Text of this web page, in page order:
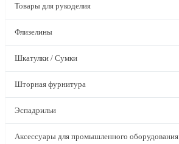
Товары для рукоделия
Флизелины
Шкатулки / Сумки
Шторная фурнитура
Эспадрильи
Аксессуары для промышленного оборудования